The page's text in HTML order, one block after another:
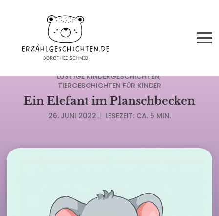
LUSTIGE KINDERGESCHICHTEN
TIERGESCHICHTEN FÜR KINDER
Ein Elefant im Planschbecken
26. JUNI 2022 | LESEZEIT: CA. 5 MIN.